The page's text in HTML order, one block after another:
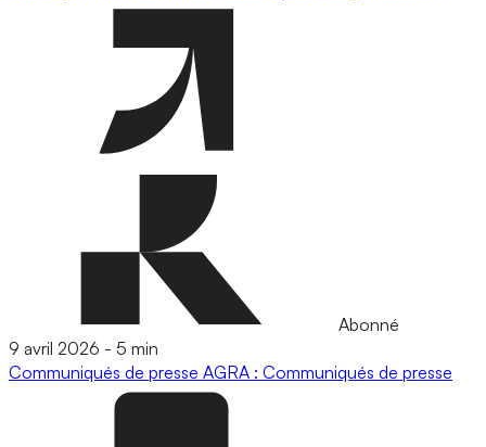
Abonné
9 avril 2026 - 5 min
Communiqués de presse AGRA : Communiqués de presse